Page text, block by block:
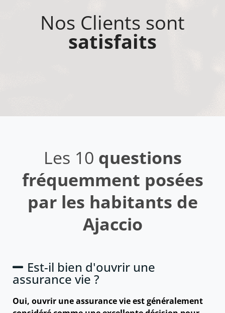
Nos Clients sont
satisfaits
Les 10 questions
fréquemment posées
par les habitants de
Ajaccio
Est-il bien d'ouvrir une
assurance vie ?
Oui, ouvrir une assurance vie est généralement